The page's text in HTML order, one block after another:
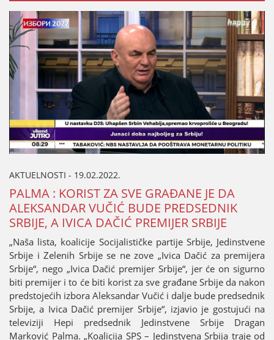
AKTUELNOSTI - 19.02.2022.
PALMA : KORIST ZA SVE GRAĐANE ЈE DA
ALEKSANDAR VUČIĆ BUDE PREDSEDNIK
SRBIЈE, A IVICA DAČIĆ PREMIЈER SRBIЈE
„Naša lista, koaliciјe Sociјalističke partiјe Srbiјe, Јedinstvene
Srbiјe i Zelenih Srbiјe se ne zove „Ivica Dačić za premiјera
Srbiјe“, nego „Ivica Dačić premiјer Srbiјe“, јer će on sigurno
biti premiјer i to će biti korist za sve građane Srbiјe da nakon
predstoјećih izbora Aleksandar Vučić i dalje bude predsednik
Srbiјe, a Ivica Dačić premiјer Srbiјe“, izјavio јe gostuјući na
televiziјi Hepi predsednik Јedinstvene Srbiјe Dragan
Marković Palma. „Koaliciјa SPS – Јedinstvena Srbiјa traјe od